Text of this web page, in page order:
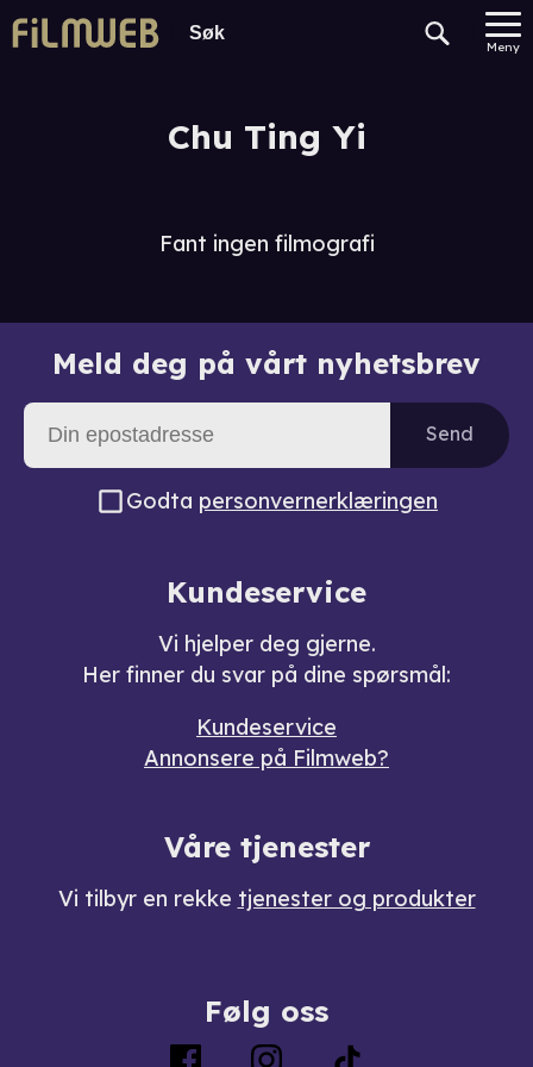
Meny
Chu Ting Yi
Fant ingen filmografi
Meld deg på vårt nyhetsbrev
Send
Godta personvernerklæringen
Kundeservice
Vi hjelper deg gjerne.
Her finner du svar på dine spørsmål:
Kundeservice
Annonsere på Filmweb?
Våre tjenester
Vi tilbyr en rekke tjenester og produkter
Følg oss